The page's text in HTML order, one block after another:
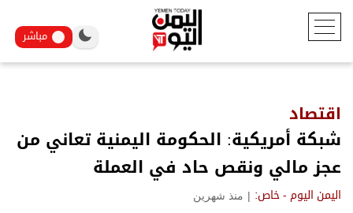
مباشر
اقتصاد
شبكة أمريكية: الحكومة اليمنية تعاني من
عجز مالي ونقص حاد في العملة
اليمن اليوم - خاص: | منذ شهرين